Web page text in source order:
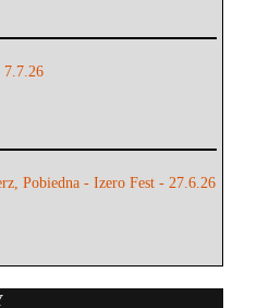
7.7.26
Pobiedna - Izero Fest - 27.6.26